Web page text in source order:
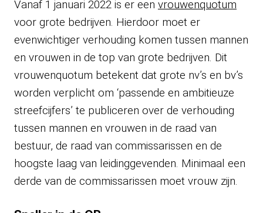
Vanaf 1 januari 2022 is er een vrouwenquotum
voor grote bedrijven. Hierdoor moet er
evenwichtiger verhouding komen tussen mannen
en vrouwen in de top van grote bedrijven. Dit
vrouwenquotum betekent dat grote nv’s en bv’s
worden verplicht om ‘passende en ambitieuze
streefcijfers’ te publiceren over de verhouding
tussen mannen en vrouwen in de raad van
bestuur, de raad van commissarissen en de
hoogste laag van leidinggevenden. Minimaal een
derde van de commissarissen moet vrouw zijn.